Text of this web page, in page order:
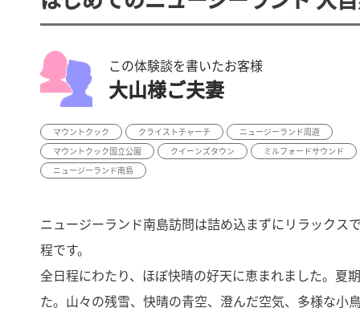
この体験談を書いたお客様
大山様ご夫妻
マウントクック クライストチャーチ
ニュージーランド周遊
マウントクック国立公園
クイーンズタウン
ミルフォードサウンド
ニュージーランド南島
ニュージーランド南島訪問は詰め込まずにリラック
程です。
全日程にわたり、ほぼ快晴の好天に恵まれました。夏
た。山々の残雪、快晴の青空、澄んだ空気、多様な小